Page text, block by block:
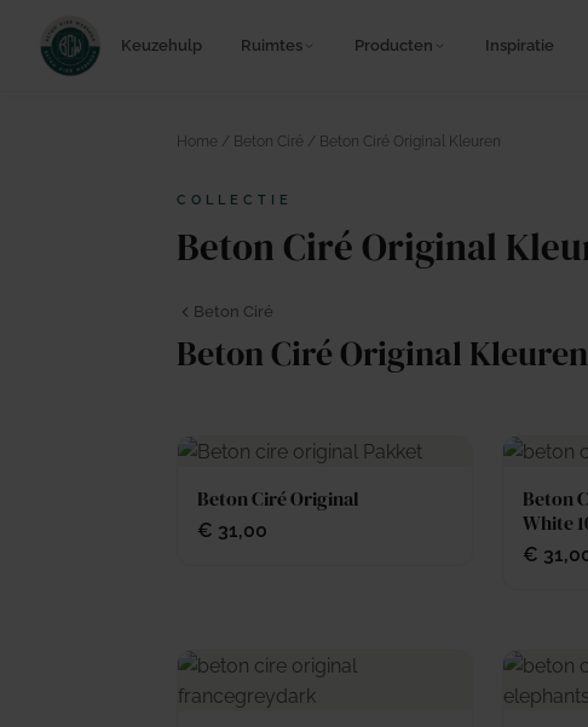
Keuzehulp Ruimtes Producten Inspiratie
Home / Beton Ciré / Beton Ciré Original Kleuren
COLLECTIE
Beton Ciré Original
Beton Ciré
Beton Ciré Original Kleuren
Beton Ciré Original
€ 31,00
Beton
White
€